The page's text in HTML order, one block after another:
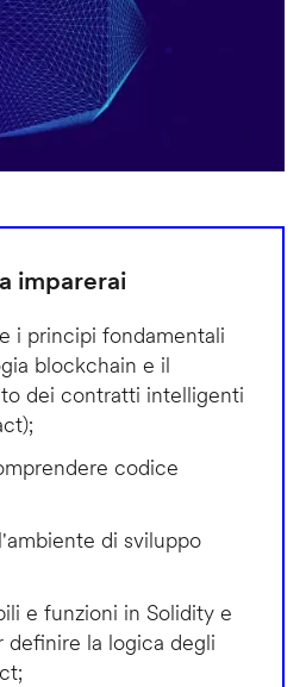
imparerai
i principi fondamentali
blockchain e il
dei contratti intelligenti
codice
di sviluppo
e funzioni in Solidity e
definire la logica degli